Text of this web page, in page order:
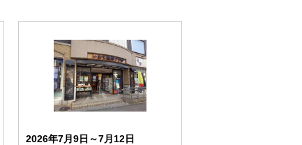
2026年7月9日～7月12日